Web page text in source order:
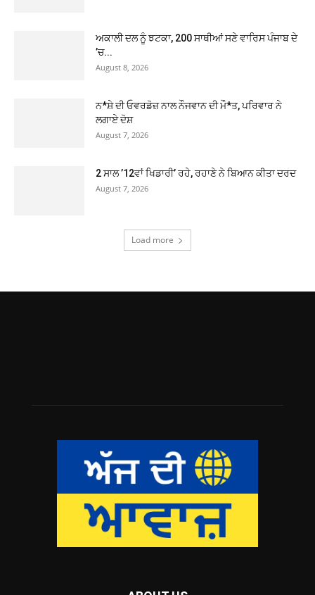
ਅਕਾਲੀ ਦਲ ਨੂੰ ਝਟਕਾ, 200 ਸਾਥੀਆਂ ਸਣੇ ਵਾਰਿਸ ਪੰਜਾਬ ਦੇ
’ਚ...
August 8, 2026
ਨ*ਸ਼ੇ ਦੀ ਓਵਰਡੋਜ਼ ਨਾਲ ਨੌਜਵਾਨ ਦੀ ਮੌ*ਤ, ਪਰਿਵਾਰ ਨੇ
ਲਗਾਏ ਦੋਸ਼
August 7, 2026
2 ਸਾਲ ’12ਵਾਂ ਖਿਡਾਰੀ’ ਰਹੇ, ਰਹਾਣੇ ਨੇ ਬਿਆਨ ਕੀਤਾ ਦਰਦ
August 7, 2026
Load more